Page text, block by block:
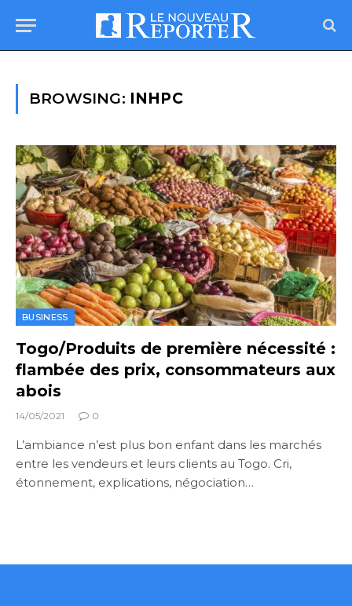
BROWSING: INHPC
BUSINESS
Togo/Produits de première nécessité :
flambée des prix, consommateurs aux
abois
14/05/2021 0
L’ambiance n’est plus bon enfant dans les marchés
entre les vendeurs et leurs clients au Togo. Cri,
étonnement, explications, négociation…